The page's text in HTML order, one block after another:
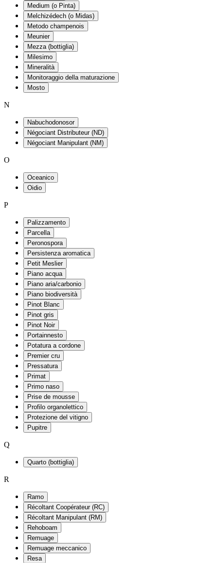
Medium (o Pinta)
Melchizédech (o Midas)
Metodo champenois
Meunier
Mezza (bottiglia)
Milesimo
Mineralità
Monitoraggio della maturazione
Mosto
N
Nabuchodonosor
Négociant Distributeur (ND)
Négociant Manipulant (NM)
O
Oceanico
Oidio
P
Palizzamento
Parcella
Peronospora
Persistenza aromatica
Petit Meslier
Piano acqua
Piano aria/carbonio
Piano biodiversità
Pinot Blanc
Pinot gris
Pinot Noir
Portainnesto
Potatura a cordone
Premier cru
Pressatura
Primat
Primo naso
Prise de mousse
Profilo organolettico
Protezione del vitigno
Pupitre
Q
Quarto (bottiglia)
R
Ramo
Récoltant Coopérateur (RC)
Récoltant Manipulant (RM)
Rehoboam
Remuage
Remuage meccanico
Resa